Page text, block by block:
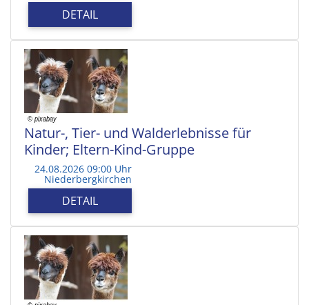
DETAIL
Natur-, Tier- und Walderlebnisse für
Kinder; Eltern-Kind-Gruppe
24.08.2026 09:00 Uhr
Niederbergkirchen
DETAIL